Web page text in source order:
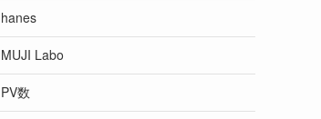
hanes
MUJI Labo
PV数